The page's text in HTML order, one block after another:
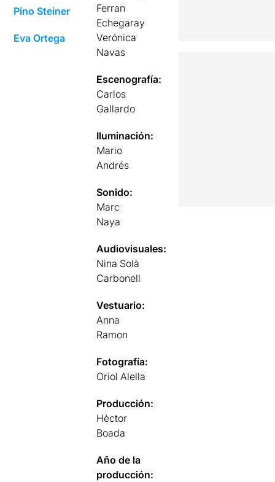
Pino Steiner
Eva Ortega
Ferran
Echegaray
Verónica
Navas
Escenografía:
Carlos
Gallardo
Iluminación:
Mario
Andrés
Sonido:
Marc
Naya
Audiovisuales:
Nina Solà
Carbonell
Vestuario:
Anna
Ramon
Fotografía:
Oriol Alella
Producción:
Hèctor
Boada
Año de la
producción: